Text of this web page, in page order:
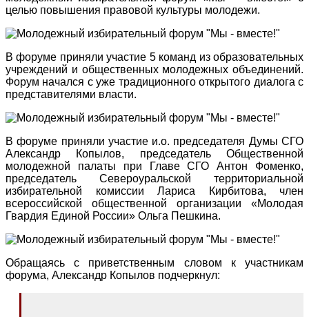
целью повышения правовой культуры молодежи.
В форуме приняли участие 5 команд из образовательных
учреждений и общественных молодежных объединений.
Форум начался с уже традиционного открытого диалога с
представителями власти.
В форуме приняли участие и.о. председателя Думы СГО
Александр Копылов, председатель Общественной
молодежной палаты при Главе СГО Антон Фоменко,
председатель Североуральской территориальной
избирательной комиссии Лариса Кирбитова, член
всероссийской общественной организации «Молодая
Гвардия Единой России» Ольга Пешкина.
Обращаясь с приветственным словом к участникам
форума, Александр Копылов подчеркнул: